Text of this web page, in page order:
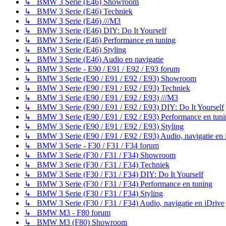
↳ BMW 3 Serie (E46) Techniek
↳ BMW 3 Serie (E46) ///M3
↳ BMW 3 Serie (E46) DIY: Do It Yourself
↳ BMW 3 Serie (E46) Performance en tuning
↳ BMW 3 Serie (E46) Styling
↳ BMW 3 Serie (E46) Audio en navigatie
↳ BMW 3 Serie - E90 / E91 / E92 / E93 forum
↳ BMW 3 Serie (E90 / E91 / E92 / E93) Showroom
↳ BMW 3 Serie (E90 / E91 / E92 / E93) Techniek
↳ BMW 3 Serie (E90 / E91 / E92 / E93) ///M3
↳ BMW 3 Serie (E90 / E91 / E92 / E93) DIY: Do It Yourself
↳ BMW 3 Serie (E90 / E91 / E92 / E93) Performance en
↳ BMW 3 Serie (E90 / E91 / E92 / E93) Styling
↳ BMW 3 Serie (E90 / E91 / E92 / E93) Audio, navigatie en
↳ BMW 3 Serie - F30 / F31 / F34 forum
↳ BMW 3 Serie (F30 / F31 / F34) Showroom
↳ BMW 3 Serie (F30 / F31 / F34) Techniek
↳ BMW 3 Serie (F30 / F31 / F34) DIY: Do It Yourself
↳ BMW 3 Serie (F30 / F31 / F34) Performance en tuning
↳ BMW 3 Serie (F30 / F31 / F34) Styling
↳ BMW 3 Serie (F30 / F31 / F34) Audio, navigatie en iDrive
↳ BMW M3 - F80 forum
↳ BMW M3 (F80) Showroom